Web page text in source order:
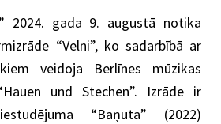
2024. gada 9. augustā notika
“Velni”, ko sadarbībā ar
veidoja Berlīnes mūzikas
und Stechen”. Izrāde ir
“Baņuta” (2022)